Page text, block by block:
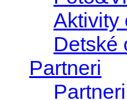
Aktivity
Detské
Partneri